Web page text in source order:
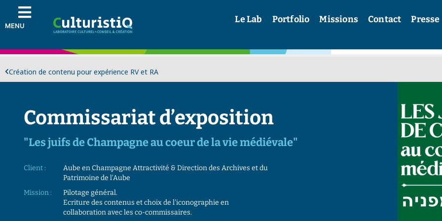
MENU
Le Lab Portfolio Missions Contact Presse
Création de contenu pour expérience RV et RA
Commissariat d’exposition
"Les juifs de Champagne au coeur de la vie médiévale"
Client :
Aube en Champagne Attractivité & Direction des Archives et du
Patrimoine de l'Aube
Mission :
Pilotage général.
Ecriture des contenus et choix de l'iconographie en
collaboration avec les co-commissaires.